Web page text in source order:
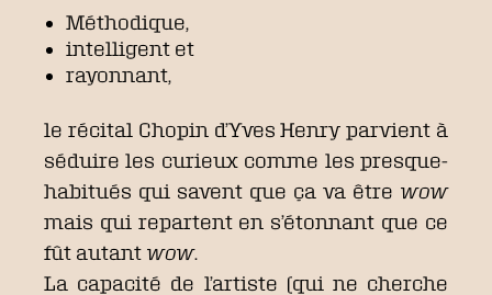
Méthodique,
intelligent et
rayonnant,
le récital Chopin d’Yves Henry parvient à
séduire les curieux comme les presque-
habitués qui savent que ça va être wow
mais qui repartent en s’étonnant que ce
fût autant wow.
La capacité de l’artiste (qui ne cherche